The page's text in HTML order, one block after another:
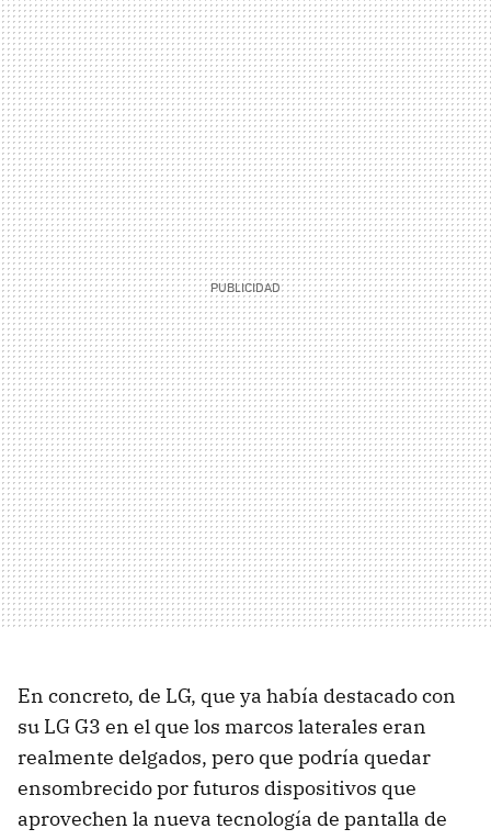
En concreto, de LG, que ya había destacado con
su LG G3 en el que los marcos laterales eran
realmente delgados, pero que podría quedar
ensombrecido por futuros dispositivos que
aprovechen la nueva tecnología de pantalla de